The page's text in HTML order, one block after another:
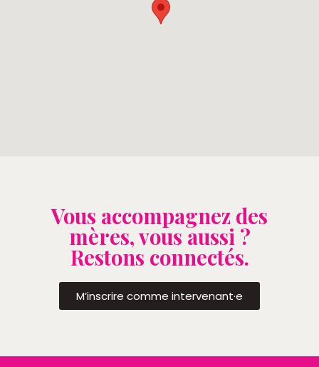
Vous accompagnez des
mères, vous aussi ?
Restons connectés.
M’inscrire comme intervenant·e